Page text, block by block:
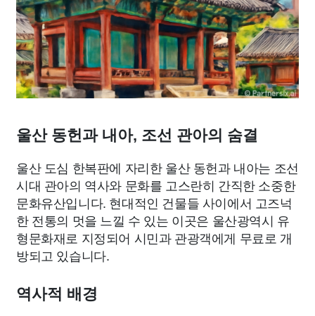
울산 동헌과 내아, 조선 관아의 숨결
울산 도심 한복판에 자리한 울산 동헌과 내아는 조선
시대 관아의 역사와 문화를 고스란히 간직한 소중한
문화유산입니다. 현대적인 건물들 사이에서 고즈넉
한 전통의 멋을 느낄 수 있는 이곳은 울산광역시 유
형문화재로 지정되어 시민과 관광객에게 무료로 개
방되고 있습니다.
역사적 배경